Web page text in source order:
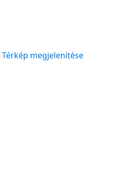
Térkép megjelenítése